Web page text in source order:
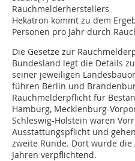
Rauchmelderherstellers
Hekatron kommt zu dem
Personen pro Jahr durch
Die Gesetze zur
Bundesland legt die Details
seiner jeweiligen
führen Berlin und
Rauchmelderpflicht für
Hamburg, Mecklenburg-
Schleswig-Holstein waren
Ausstattungspflicht und
zweite Runde. Dort wurde
Jahren verpflichtend.